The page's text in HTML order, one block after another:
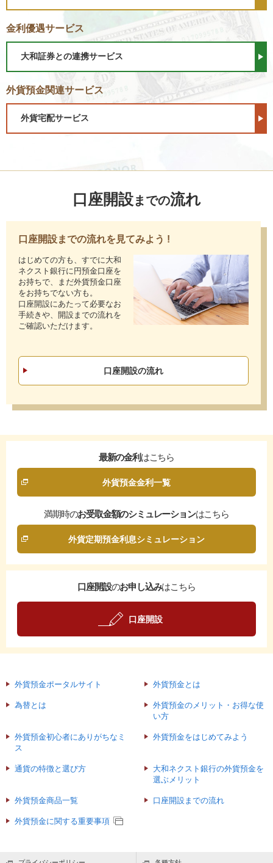
金利優遇サービス
大和証券との連携サービス
外貨預金関連サービス
外貨宅配サービス
口座開設までの流れ
口座開設までの流れを見てみよう !
はじめての方も、すでに大和
ネクスト銀行に円預金口座を
お持ちで、まだ外貨預金口座
をお持ちでない方も。
口座開設にあたって必要なお
手続きや、開設までの流れを
ご確認いただけます。
口座開設の流れ
最新の金利はこちら
外貨預金金利一覧
満期時のお受取金額のシミュレーションはこちら
外貨定期預金利息シミュレーション
口座開設のお申し込みはこちら
口座開設
外貨預金ポータルサイト 外貨預金とは
為替とは
外貨預金のメリット・お得な使
い方
外貨預金初心者にありがちなミ
ス
外貨預金をはじめてみよう
通貨の特徴と選び方
大和ネクスト銀行の外貨預金を
選ぶメリット
外貨預金商品一覧 口座開設までの流れ
外貨預金に関する重要事項